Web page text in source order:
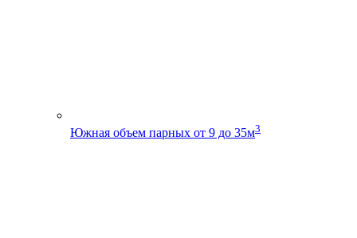
Южная объем парных от 9 до 35м3